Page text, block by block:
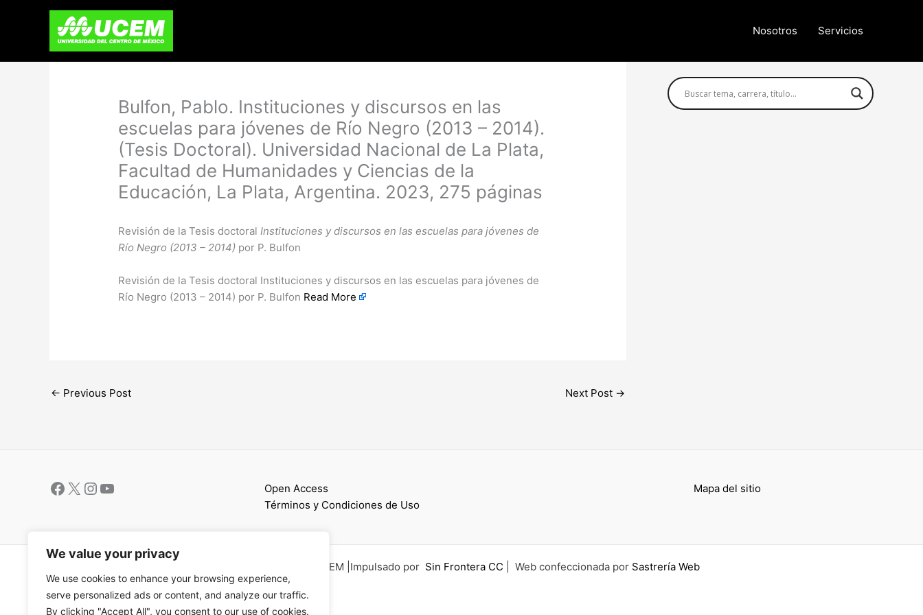
We value your privacy
We use cookies to enhance your browsing experience,
serve personalized ads or content, and analyze our traffic.
By clicking "Accept All", you consent to our use of cookies.
Nosotros Servicios
Bulfon, Pablo. Instituciones y discursos en las
escuelas para jóvenes de Río Negro (2013 – 2014).
(Tesis Doctoral). Universidad Nacional de La Plata,
Facultad de Humanidades y Ciencias de la
Educación, La Plata, Argentina. 2023, 275 páginas
Revisión de la Tesis doctoralInstituciones y discursos en las escuelas para jóvenes de
Río Negro (2013 – 2014) por P. Bulfon
​Revisión de la Tesis doctoral Instituciones y discursos en las escuelas para jóvenes de
Río Negro (2013 – 2014) por P. Bulfon Read More
← Previous Post Next Post →
Open Access
Términos y Condiciones de Uso
Mapa del sitio
Copyright © 2026 UCEM |Impulsado por Sin Frontera CC | Web confeccionada por Sastrería Web